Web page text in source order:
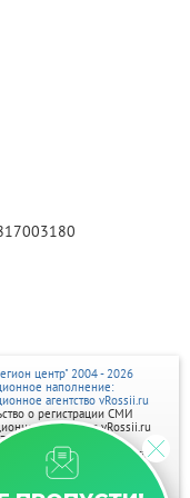
центр" 2004 - 2026
наполнение:
агентство vRossii.ru
о регистрации СМИ
агентства vRossii.ru
04 марта
редактора Нарыков А. Н.
портале размещаются на